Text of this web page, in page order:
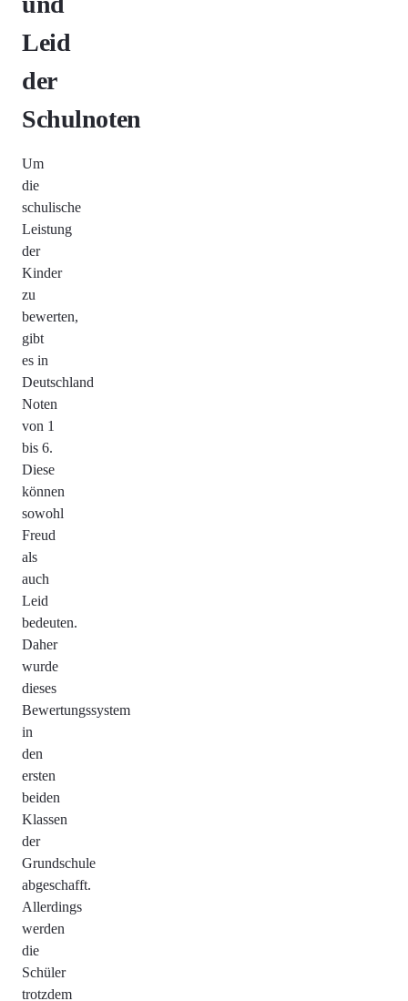
Leid
der
Schulnoten
Um
die
schulische
Leistung
der
Kinder
zu
bewerten,
gibt
es in
Deutschland
Noten
von 1
bis 6.
Diese
können
sowohl
Freud
als
auch
Leid
bedeuten.
Daher
wurde
dieses
Bewertungssystem
in
den
ersten
beiden
Klassen
der
Grundschule
abgeschafft.
Allerdings
werden
die
Schüler
trotzdem